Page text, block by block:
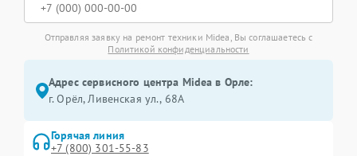
Отправляя заявку на ремонт техники Midea, Вы соглашаетесь с
Политикой конфиденциальности
Адрес сервисного центра Midea в Орле:
г. Орёл, Ливенская ул., 68А
Горячая линия
+7 (800) 301-55-83